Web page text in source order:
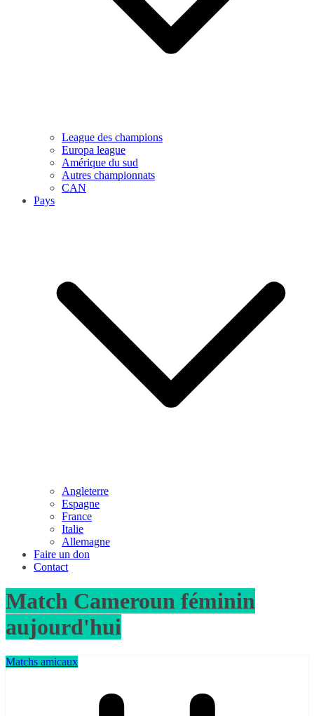
League des champions
Europa league
Amérique du sud
Autres championnats
CAN
Pays
Angleterre
Espagne
France
Italie
Allemagne
Faire un don
Contact
Match Cameroun féminin
aujourd'hui
Matchs amicaux